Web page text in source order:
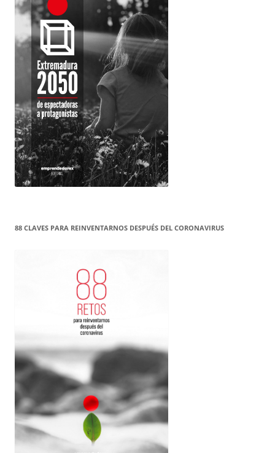
88 CLAVES PARA REINVENTARNOS DESPUÉS DEL CORONAVIRUS